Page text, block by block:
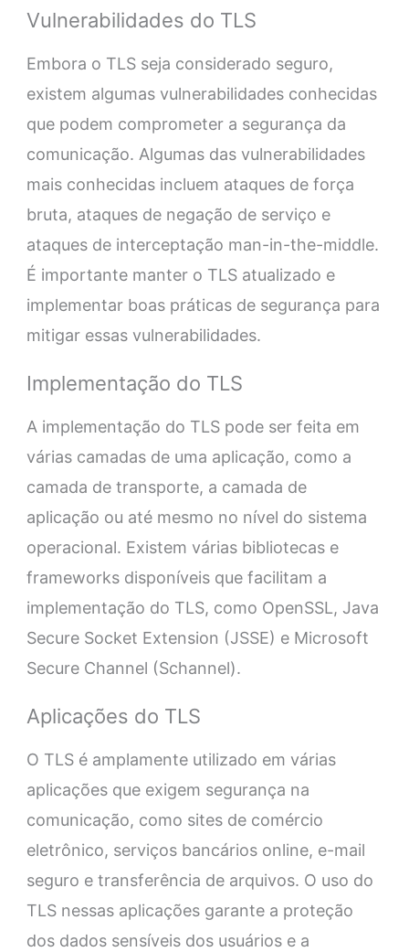
Vulnerabilidades do TLS
Embora o TLS seja considerado seguro,
existem algumas vulnerabilidades conhecidas
que podem comprometer a segurança da
comunicação. Algumas das vulnerabilidades
mais conhecidas incluem ataques de força
bruta, ataques de negação de serviço e
ataques de interceptação man-in-the-middle.
É importante manter o TLS atualizado e
implementar boas práticas de segurança para
mitigar essas vulnerabilidades.
Implementação do TLS
A implementação do TLS pode ser feita em
várias camadas de uma aplicação, como a
camada de transporte, a camada de
aplicação ou até mesmo no nível do sistema
operacional. Existem várias bibliotecas e
frameworks disponíveis que facilitam a
implementação do TLS, como OpenSSL, Java
Secure Socket Extension (JSSE) e Microsoft
Secure Channel (Schannel).
Aplicações do TLS
O TLS é amplamente utilizado em várias
aplicações que exigem segurança na
comunicação, como sites de comércio
eletrônico, serviços bancários online, e-mail
seguro e transferência de arquivos. O uso do
TLS nessas aplicações garante a proteção
dos dados sensíveis dos usuários e a